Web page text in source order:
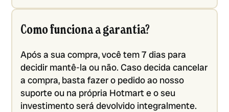
Como funciona a garantia?
Após a sua compra, você tem 7 dias para
decidir mantê-la ou não. Caso decida cancelar
a compra, basta fazer o pedido ao nosso
suporte ou na própria Hotmart e o seu
investimento será devolvido integralmente.